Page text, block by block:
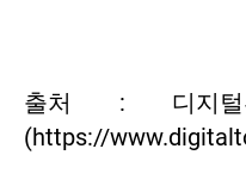
출처 : 디지털
(https://